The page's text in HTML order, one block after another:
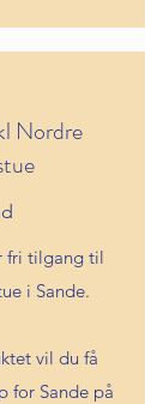
Nordre
fri tilgang til
i Sande.
vil du få
for Sande på